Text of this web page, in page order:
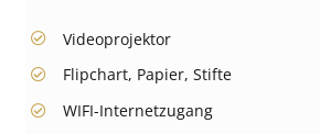
Videoprojektor
Flipchart, Papier, Stifte
WIFI-Internetzugang